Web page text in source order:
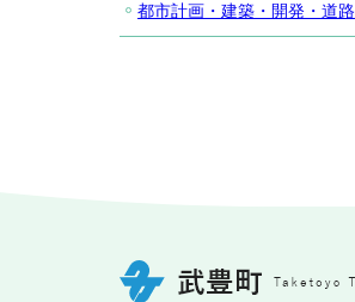
都市計画・建築・開発・道路